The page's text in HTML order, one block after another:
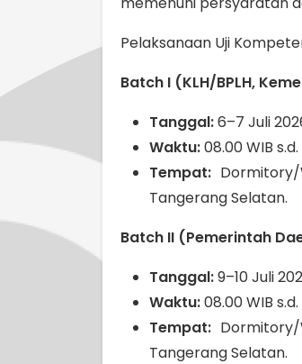
Pelaksanaan Uji
Batch I (KLH/BPLH,
Tanggal:6–7 Juli
Waktu:08.00 WIB
Tempat:
Tangerang Selatan.
Batch II (Pemerintah
Tanggal:9–10 Juli
Waktu:08.00 WIB
Tempat:
Tangerang Selatan.